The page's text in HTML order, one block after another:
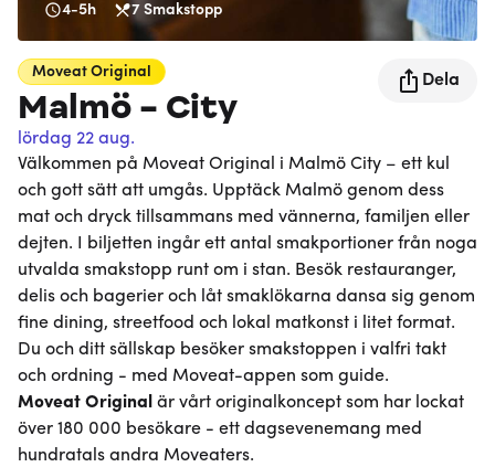
4-5h 7 Smakstopp
Moveat Original
Malmö - City
lördag 22 aug.
Dela
Välkommen på Moveat Original i Malmö City – ett kul
och gott sätt att umgås. Upptäck Malmö genom dess
mat och dryck tillsammans med vännerna, familjen eller
dejten. I biljetten ingår ett antal smakportioner från noga
utvalda smakstopp runt om i stan. Besök restauranger,
delis och bagerier och låt smaklökarna dansa sig genom
fine dining, streetfood och lokal matkonst i litet format.
Du och ditt sällskap besöker smakstoppen i valfri takt
och ordning - med Moveat-appen som guide.
Moveat Original är vårt originalkoncept som har lockat
över 180 000 besökare - ett dagsevenemang med
hundratals andra Moveaters.